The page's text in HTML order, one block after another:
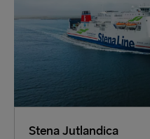
Stena Jutlandica